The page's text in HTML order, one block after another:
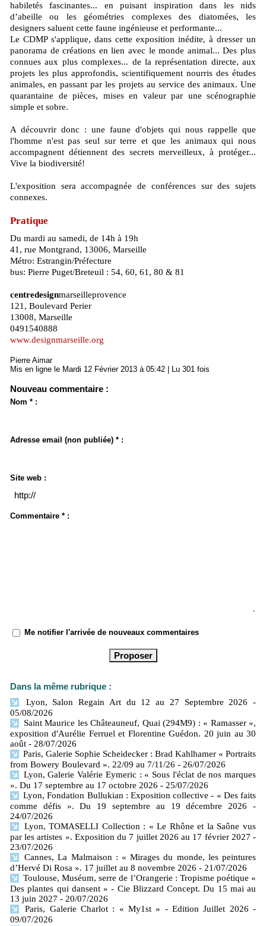
habiletés fascinantes... en puisant inspiration dans les nids
d’abeille ou les géométries complexes des diatomées, les
designers saluent cette faune ingénieuse et performante...
Le CDMP s'applique, dans cette exposition inédite, à dresser un
panorama de créations en lien avec le monde animal... Des plus
connues aux plus complexes... de la représentation directe, aux
projets les plus approfondis, scientifiquement nourris des études
animales, en passant par les projets au service des animaux. Une
quarantaine de pièces, mises en valeur par une scénographie
simple et sobre.
A découvrir donc : une faune d'objets qui nous rappelle que
l'homme n'est pas seul sur terre et que les animaux qui nous
accompagnent détiennent des secrets merveilleux, à protéger...
Vive la biodiversité!
L'exposition sera accompagnée de conférences sur des sujets
connexes.
Pratique
Du mardi au samedi, de 14h à 19h
41, rue Montgrand, 13006, Marseille
Métro: Estrangin/Préfecture
bus: Pierre Puget/Breteuil : 54, 60, 61, 80 & 81
centredesignmarseilleprovence
121, Boulevard Perier
13008, Marseille
0491540888
www.designmarseille.org
Pierre Aimar
Mis en ligne le Mardi 12 Février 2013 à 05:42 | Lu 301 fois
Nouveau commentaire :
Nom * :
Adresse email (non publiée) * :
Site web :
Commentaire * :
Me notifier l'arrivée de nouveaux commentaires
Dans la même rubrique :
Lyon, Salon Regain Art du 12 au 27 Septembre 2026
-
05/08/2026
Saint Maurice les Châteauneuf, Quai (294M9) : « Ramasser »,
exposition d'Aurélie Ferruel et Florentine Guédon. 20 juin au 30
août - 28/07/2026
Paris, Galerie Sophie Scheidecker : Brad Kahlhamer « Portraits
from Bowery Boulevard ». 22/09 au 7/11/26 - 26/07/2026
Lyon, Galerie Valérie Eymeric : « Sous l'éclat de nos marques
». Du 17 septembre au 17 octobre 2026 - 25/07/2026
Lyon, Fondation Bullukian : Exposition collective - « Des faits
comme défis ». Du 19 septembre au 19 décembre 2026
-
24/07/2026
Lyon, TOMASELLI Collection : « Le Rhône et la Saône vus
par les artistes ». Exposition du 7 juillet 2026 au 17 février 2027 -
23/07/2026
Cannes, La Malmaison : « Mirages du monde, les peintures
d’Hervé Di Rosa ». 17 juillet au 8 novembre 2026 - 21/07/2026
Toulouse, Muséum, serre de l’Orangerie : Tropisme poétique «
Des plantes qui dansent » - Cie Blizzard Concept. Du 15 mai au
13 juin 2027 - 20/07/2026
Paris, Galerie Charlot : « My1st » - Edition Juillet 2026 -
09/07/2026